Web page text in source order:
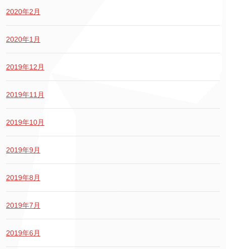
2020年2月
2020年1月
2019年12月
2019年11月
2019年10月
2019年9月
2019年8月
2019年7月
2019年6月